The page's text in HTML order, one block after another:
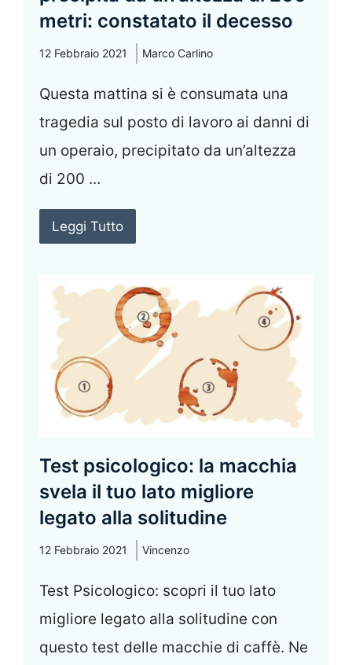
metri: constatato il decesso
12 Febbraio 2021 Marco Carlino
Questa mattina si è consumata una
tragedia sul posto di lavoro ai danni di
un operaio, precipitato da un’altezza
di 200 ...
Leggi Tutto
Test psicologico: la macchia
svela il tuo lato migliore
legato alla solitudine
12 Febbraio 2021 Vincenzo
Test Psicologico: scopri il tuo lato
migliore legato alla solitudine con
questo test delle macchie di caffè. Ne